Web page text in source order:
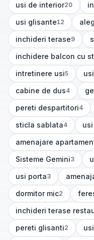
usi de interior
(20 articole) 20 (
usi glisante
(12articole)12 (10
inchideri terase
(9articole) 9 (
inchidere balcon cu
(6articole)
intretinere usi
(5articole) 5 (5
cabine de dus
(4articole) 4 (4
pereti despartitori
(4articole) 4
sticla sablata
(4articole) 4 (4
amenajare
(3articole)
Sisteme Gemini
(3articole) 3 (
usi porta
(3articole)
3 (2
dormitor mic
(2articole) 2 (2
inchideri terase
(2articole)
pereti glisanti
(2articole) 2 (2